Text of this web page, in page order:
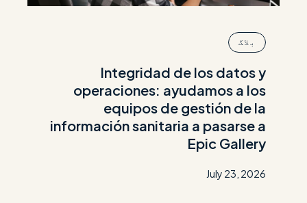
بلاگ
Integridad de los datos y
operaciones: ayudamos a los
equipos de gestión de la
información sanitaria a pasarse a
Epic Gallery
July 23, 2026